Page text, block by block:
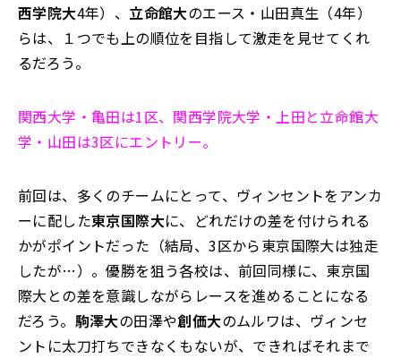
西学院大4年）、 立命館大のエース・山田真生（4年）
らは、１つでも上の順位を目指して激走を見せてくれ
るだろう。
関西大学・亀田は1区、関西学院大学・上田と立命館大
学・山田は3区にエントリー。
前回は、多くのチームにとって、ヴィンセントをアンカ
ーに配した東京国際大に、どれだけの差を付けられる
かがポイントだった（結局、3区から東京国際大は独走
したが…）。優勝を狙う各校は、前回同様に、東京国
際大との差を意識しながらレースを進めることになる
だろう。 駒澤大の田澤や創価大のムルワは、ヴィンセ
ントに太刀打ちできなくもないが、できればそれまで